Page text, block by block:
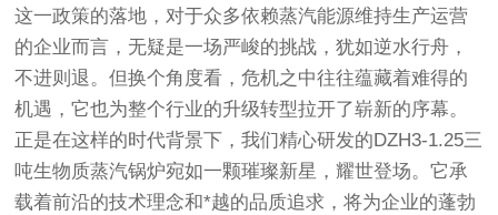
这一政策的落地，对于众多依赖蒸汽能源维持生产运营
的企业而言，无疑是一场严峻的挑战，犹如逆水行舟，
不进则退。但换个角度看，危机之中往往蕴藏着难得的
机遇，它也为整个行业的升级转型拉开了崭新的序幕。
正是在这样的时代背景下，我们精心研发的DZH3-1.25三
吨生物质蒸汽锅炉宛如一颗璀璨新星，耀世登场。它承
载着前沿的技术理念和*越的品质追求，将为企业的蓬勃